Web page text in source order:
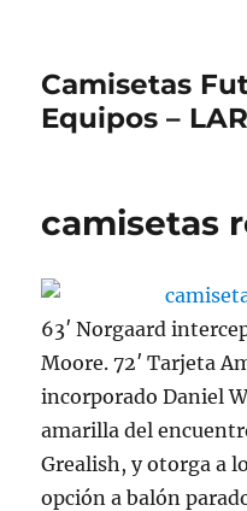
Camisetas
Equipos –
camisetas
63′ Norgaard
Moore. 72′ Tarjeta
incorporado Daniel
amarilla del
Grealish, y otorga a
opción a balón